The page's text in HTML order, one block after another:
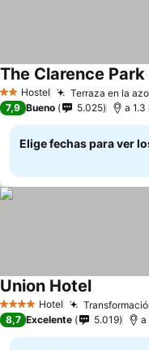
2 Estrellas
Hostel Terraza en la
The Clarence Park
7,9 Bueno 5.025 a
Elige fechas para ver
4 EstrellasHotel
Union Hotel
8,7 Excelente 5.019 a